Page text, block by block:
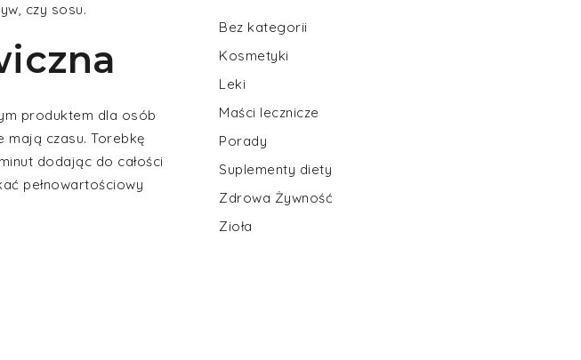
czy sosu.
produktem dla osób
mają czasu. Torebkę
dodając do całości
pełnowartościowy
Bez kategorii
Kosmetyki
Leki
Maści lecznicze
Porady
Suplementy diety
Zdrowa Żywność
Zioła